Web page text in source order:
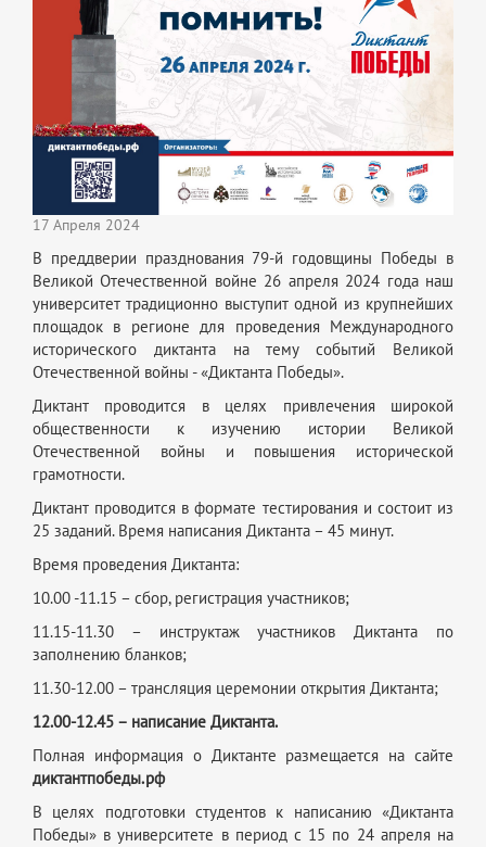
17 Апреля 2024
В преддверии празднования 79-й годовщины Победы в
Великой Отечественной войне 26 апреля 2024 года наш
университет традиционно выступит одной из крупнейших
площадок в регионе для проведения Международного
исторического диктанта на тему событий Великой
Отечественной войны - «Диктанта Победы».
Диктант проводится в целях привлечения широкой
общественности к изучению истории Великой
Отечественной войны и повышения исторической
грамотности.
Диктант проводится в формате тестирования и состоит из
25 заданий. Время написания Диктанта – 45 минут.
Время проведения Диктанта:
10.00 -11.15 – сбор, регистрация участников;
11.15-11.30 – инструктаж участников Диктанта по
заполнению бланков;
11.30-12.00 – трансляция церемонии открытия Диктанта;
12.00-12.45 – написание Диктанта.
Полная информация о Диктанте размещается на сайте
диктантпобеды.рф
В целях подготовки студентов к написанию «Диктанта
Победы» в университете в период с 15 по 24 апреля на